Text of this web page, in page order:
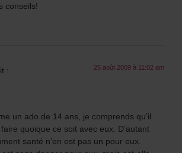
conseils!
: 25 août 2009 à 11:02 am
un ado de 14 ans, je comprends qu’il
quoique ce soit avec eux. D’autant
santé n’en est pas un pour eux.